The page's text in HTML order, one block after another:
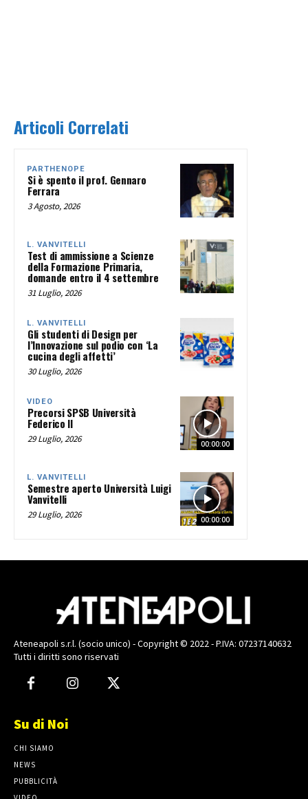
Articoli Correlati
PARTHENOPE
Si è spento il prof. Gennaro
Ferrara
3 Agosto, 2026
L. VANVITELLI
Test di ammissione a Scienze
della Formazione Primaria,
domande entro il 4 settembre
31 Luglio, 2026
L. VANVITELLI
Gli studenti di Design per
l’Innovazione sul podio con ‘La
cucina degli affetti’
30 Luglio, 2026
00:00:00
VIDEO
Precorsi SPSB Università
Federico II
29 Luglio, 2026
00:00:00
L. VANVITELLI
Semestre aperto Università Luigi
Vanvitelli
29 Luglio, 2026
Ateneapoli s.r.l. (socio unico) - Copyright © 2022 - P.IVA: 07237140632
Tutti i diritti sono riservati
Su di Noi
CHI SIAMO
NEWS
PUBBLICITÀ